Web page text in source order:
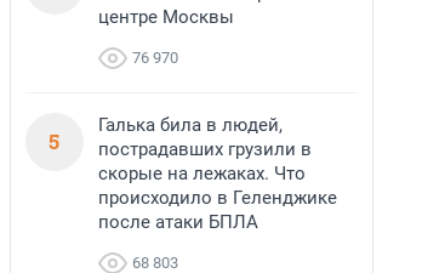
центре Москвы
76 970
5
Галька била в людей,
пострадавших грузили в
скорые на лежаках. Что
происходило в Геленджике
после атаки БПЛА
68 803